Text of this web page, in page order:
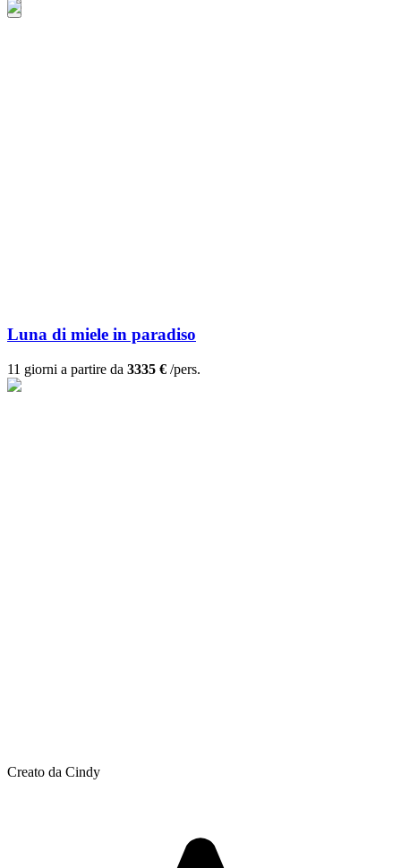
Luna di miele in paradiso
11 giorni a partire da 3335 € /pers.
Creato da Cindy